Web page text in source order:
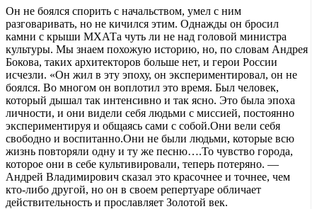
Он не боялся спорить с начальством, умел с ним
разговаривать, но не кичился этим. Однажды он бросил
камни с крыши МХАТа чуть ли не над головой министра
культуры. Мы знаем похожую историю, но, по словам Андрея
Бокова, таких архитекторов больше нет, и герои России
исчезли. «Он жил в эту эпоху, он экспериментировал, он не
боялся. Во многом он воплотил это время. Был человек,
который дышал так интенсивно и так ясно. Это была эпоха
личности, и они видели себя людьми с миссией, постоянно
экспериментируя и общаясь сами с собой.Они вели себя
свободно и воспитанно.Они не были людьми, которые всю
жизнь повторяли одну и ту же песню….То чувство города,
которое они в себе культивировали, теперь потеряно. —
Андрей Владимирович сказал это красочнее и точнее, чем
кто-либо другой, но он в своем репертуаре обличает
действительность и прославляет Золотой век.